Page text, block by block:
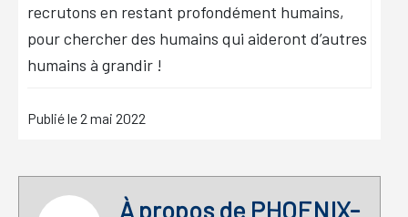
recrutons en restant profondément humains,
pour chercher des humains qui aideront d’autres
humains à grandir !
Publié le2 mai 2022
À propos de PHOENIX-